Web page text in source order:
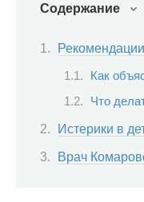
Содержание
Как
Что
Истерики в
Врач